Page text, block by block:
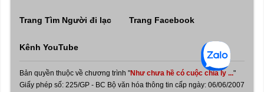
Trang Tìm Người đi lạc Trang Facebook
Kênh YouTube
Bản quyền thuộc về chương trình "Như chưa hề có cuộc chia ly ..."
Giấy phép số: 225/GP - BC Bộ văn hóa thông tin cấp ngày: 06/06/2007